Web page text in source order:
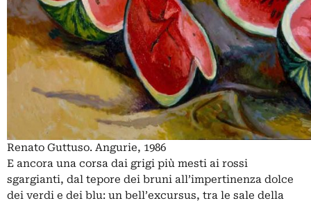
Renato Guttuso. Angurie, 1986
E ancora una corsa dai grigi più mesti ai rossi
sgargianti, dal tepore dei bruni all’impertinenza dolce
dei verdi e dei blu: un bell’excursus, tra le sale della